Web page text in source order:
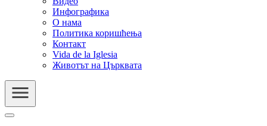
Инфографика
О нама
Политика коришћења
Контакт
Vida de la Iglesia
Животът на Църквата